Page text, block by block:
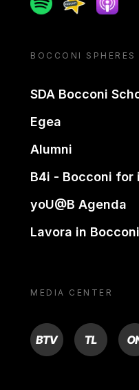
BOCCONI SPHERES
SDA Bocconi
Egea
Alumni
B4i - Bocconi for
yoU@B Agenda
Lavora in Bocconi
MEDIA CENTER
BTV TL ON